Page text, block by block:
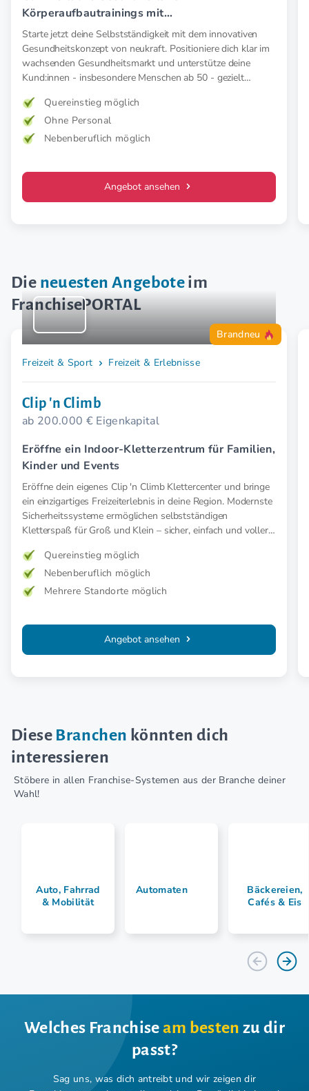
Körperaufbautrainings mit
Elektromyostimulation (EMS).
Starte jetzt deine Selbstständigkeit mit dem innovativen
Gesundheitskonzept von neukraft. Positioniere dich klar im
wachsenden Gesundheitsmarkt und unterstütze deine
Kund:innen - insbesondere Menschen ab 50 - gezielt
mehr Kraft, weniger Schmerz und spürbar mehr
Lebensfreude. Mehr Wirkung. Klare Zielgruppe. Starkes
Konzept.
Quereinstieg möglich
Ohne Personal
Nebenberuflich möglich
Angebot ansehen
Die neuesten Angeboteim
FranchisePORTAL
Brandneu
Freizeit & Sport Freizeit & Erlebnisse
Clip 'n Climb
ab 200.000 € Eigenkapital
Eröffne ein Indoor-Kletterzentrum für Familien,
Kinder und Events
Eröffne dein eigenes Clip 'n Climb Klettercenter und bringe
ein einzigartiges Freizeiterlebnis in deine Region. Modernste
Sicherheitssysteme ermöglichen selbstständigen
Kletterspaß für Groß und Klein – sicher, einfach und voller
Quereinstieg möglich
Nebenberuflich möglich
Mehrere Standorte möglich
Angebot ansehen
Diese Branchen könnten dich
interessieren
Stöbere in allen Franchise-Systemen aus der Branche deiner
Wahl!
Auto, Fahrrad
& Mobilität
Automaten
Bäckereien,
Cafés & Eis
Welches Franchiseam besten zu dir
passt?
Sag uns, was dich antreibt und wir zeigen dir